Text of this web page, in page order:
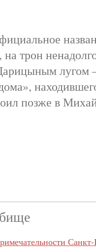
трон
лугом
позже в
Санкт-